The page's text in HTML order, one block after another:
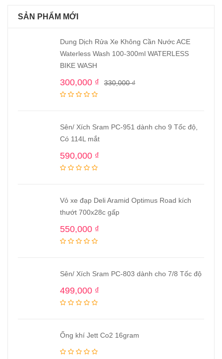
SẢN PHẨM MỚI
Dung Dịch Rửa Xe Không Cần Nước ACE
Waterless Wash 100-300ml WATERLESS
BIKE WASH
330,000₫
300,000 ₫
Sên/ Xích Sram PC-951 dành cho 9 Tốc độ,
Có 114L mắt
590,000 ₫
Vỏ xe đạp Deli Aramid Optimus Road kích
thướt 700x28c gấp
550,000 ₫
Sên/ Xích Sram PC-803 dành cho 7/8 Tốc độ
499,000 ₫
Ống khí Jett Co2 16gram